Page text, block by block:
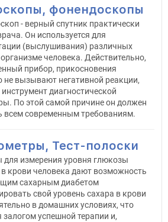
фонендоскопы
- верный спутник практически
Он используется для
(выслушивания) различных
человека. Действительно,
прибор, прикосновения
не вызывают негативной реакции,
диагностической
По этой самой причине он должен
всем современным требованиям.
Тест-полоски
для измерения уровня глюкозы
в крови человека дают возможность
сахарным диабетом
свой уровень сахара в крови
в домашних условиях, что
залогом успешной терапии и,